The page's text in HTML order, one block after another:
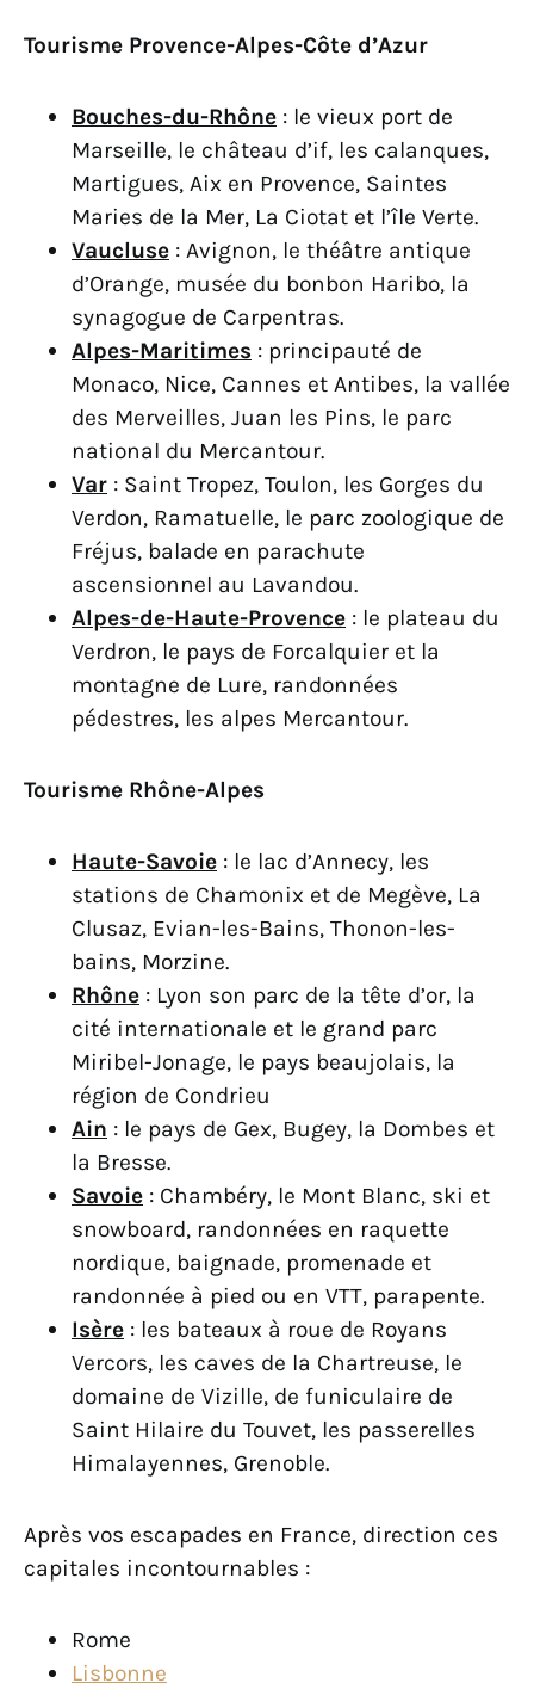
Tourisme Provence-Alpes-Côte d’Azur
Bouches-du-Rhône : le vieux port de
Marseille, le château d’if, les calanques,
Martigues, Aix en Provence, Saintes
Maries de la Mer, La Ciotat et l’île Verte.
Vaucluse : Avignon, le théâtre antique
d’Orange, musée du bonbon Haribo, la
synagogue de Carpentras.
Alpes-Maritimes : principauté de
Monaco, Nice, Cannes et Antibes, la vallée
des Merveilles, Juan les Pins, le parc
national du Mercantour.
Var : Saint Tropez, Toulon, les Gorges du
Verdon, Ramatuelle, le parc zoologique de
Fréjus, balade en parachute
ascensionnel au Lavandou.
Alpes-de-Haute-Provence : le plateau du
Verdron, le pays de Forcalquier et la
montagne de Lure, randonnées
pédestres, les alpes Mercantour.
Tourisme Rhône-Alpes
Haute-Savoie : le lac d’Annecy, les
stations de Chamonix et de Megève, La
Clusaz, Evian-les-Bains, Thonon-les-
bains, Morzine.
Rhône : Lyon son parc de la tête d’or, la
cité internationale et le grand parc
Miribel-Jonage, le pays beaujolais, la
région de Condrieu
Ain : le pays de Gex, Bugey, la Dombes et
la Bresse.
Savoie : Chambéry, le Mont Blanc, ski et
snowboard, randonnées en raquette
nordique, baignade, promenade et
randonnée à pied ou en VTT, parapente.
Isère : les bateaux à roue de Royans
Vercors, les caves de la Chartreuse, le
domaine de Vizille, de funiculaire de
Saint Hilaire du Touvet, les passerelles
Himalayennes, Grenoble.
Après vos escapades en France, direction ces
capitales incontournables :
Rome
Lisbonne